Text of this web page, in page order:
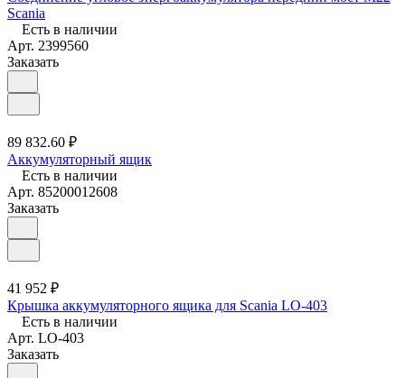
Scania
Есть в наличии
Арт. 2399560
Заказать
89 832.60 ₽
Аккумуляторный ящик
Есть в наличии
Арт. 85200012608
Заказать
41 952 ₽
Крышка аккумуляторного ящика для Scania LO-403
Есть в наличии
Арт. LO-403
Заказать